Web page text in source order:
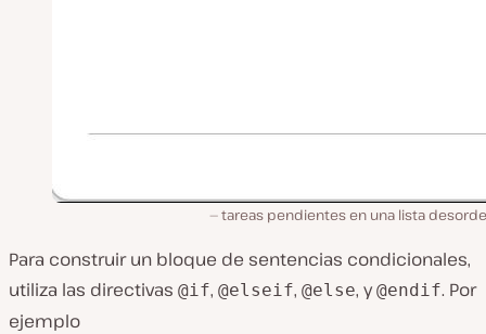
tareas pendientes en una lista
Para construir un bloque de sentencias condicionales,
utiliza las directivas @if, @elseif, @else, y@endif. Por
ejemplo